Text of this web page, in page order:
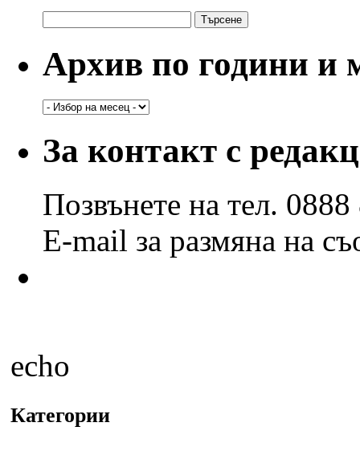
за:
Архив по години и
Архив
и
месеци
За контакт с
Позвънете на тел.
E-mail за размяна на
echo
Категории